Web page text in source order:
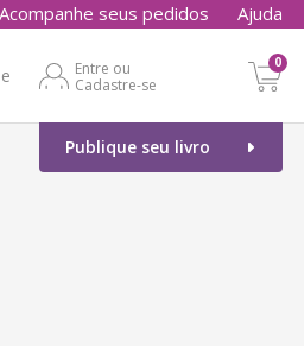
Acompanhe seus pedidos Ajuda
Entre ou
Cadastre-se
0
Publique seu livro